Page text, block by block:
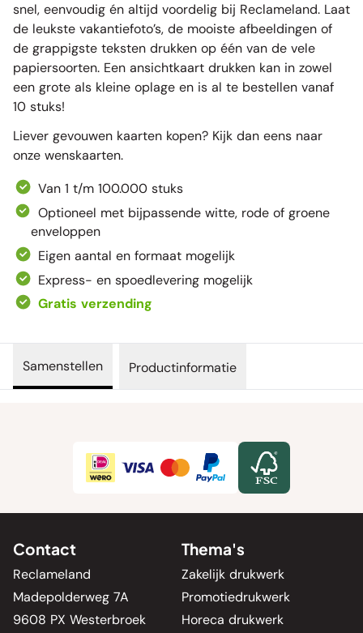
snel, eenvoudig én altijd voordelig bij Reclameland. Laat
de leukste vakantiefoto’s, de mooiste afbeeldingen of
de grappigste teksten drukken op één van de vele
papiersoorten. Een ansichtkaart drukken kan in zowel
een grote als kleine oplage en is al te bestellen vanaf
10 stuks!
Liever gevouwen kaarten kopen? Kijk dan eens naar
onze wenskaarten.
Van 1 t/m 100.000 stuks
Optioneel met bijpassende witte, rode of groene
enveloppen
Eigen aantal en formaat mogelijk
Express- en spoedlevering mogelijk
Gratis verzending
Samenstellen Productinformatie
Contact
Reclameland
Madepolderweg 7A
9608 PX Westerbroek
Thema's
Zakelijk drukwerk
Promotiedrukwerk
Horeca drukwerk